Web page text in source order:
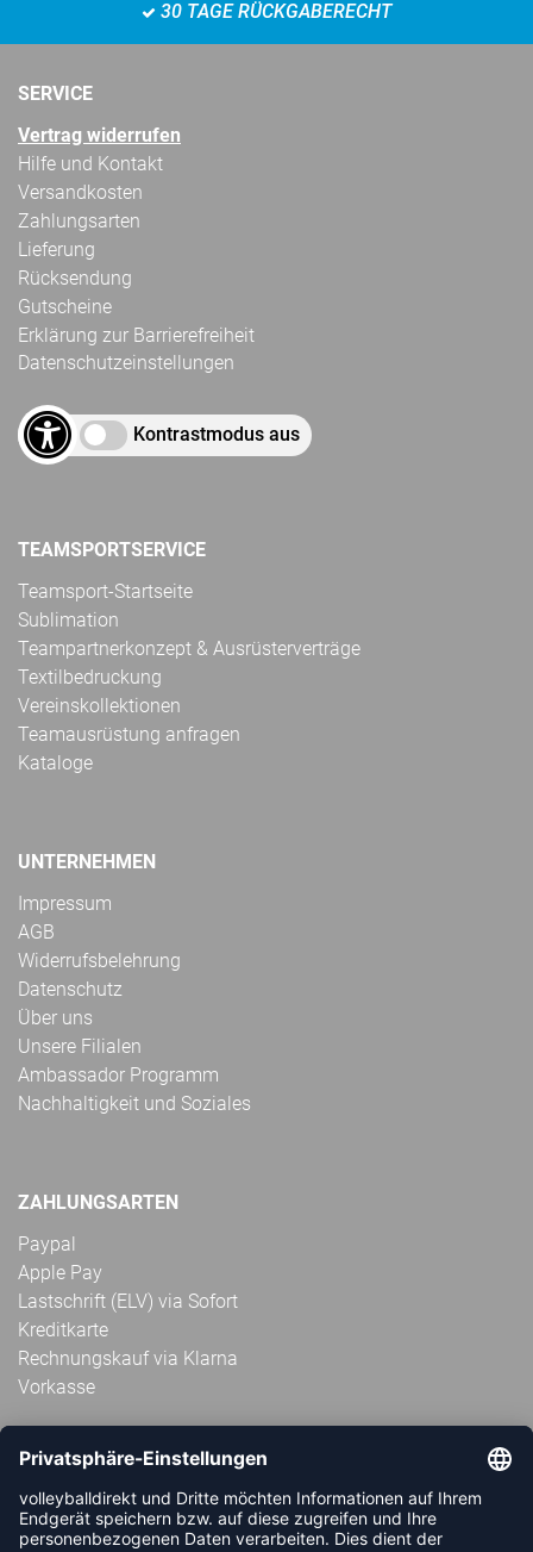
30 TAGE RÜCKGABERECHT
SERVICE
Vertrag widerrufen
Hilfe und Kontakt
Versandkosten
Zahlungsarten
Lieferung
Rücksendung
Gutscheine
Erklärung zur Barrierefreiheit
Datenschutzeinstellungen
Kontrastmodus aus
TEAMSPORTSERVICE
Teamsport-Startseite
Sublimation
Teampartnerkonzept & Ausrüsterverträge
Textilbedruckung
Vereinskollektionen
Teamausrüstung anfragen
Kataloge
UNTERNEHMEN
Impressum
AGB
Widerrufsbelehrung
Datenschutz
Über uns
Unsere Filialen
Ambassador Programm
Nachhaltigkeit und Soziales
ZAHLUNGSARTEN
Paypal
Apple Pay
Lastschrift (ELV) via Sofort
Kreditkarte
Rechnungskauf via Klarna
Vorkasse
ABONNIERE JETZT DEN KOSTENLOSEN
VOLLEYBALLDIREKT-NEWSLETTER UND VERPASSE KEINE
NEUIGKEIT ODER AKTION MEHR.